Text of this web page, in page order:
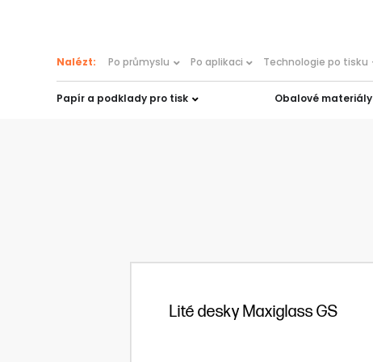
Papír a podklady pro tisk Obalové materiály
Nalézt: Po průmyslu Po aplikaci Technologie po tisku
Lité desky Maxiglass GS